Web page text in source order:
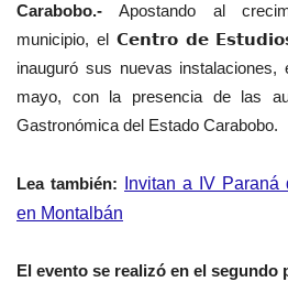
Carabobo.-Apostando al
municipio, el 𝗖𝗲𝗻𝘁𝗿𝗼 𝗱𝗲
inauguró sus nuevas
mayo, con la presencia de las
Gastronómica del Estado Carabobo.
Lea también:
Invitan a IV
en Montalbán
El evento se realizó en el segundo